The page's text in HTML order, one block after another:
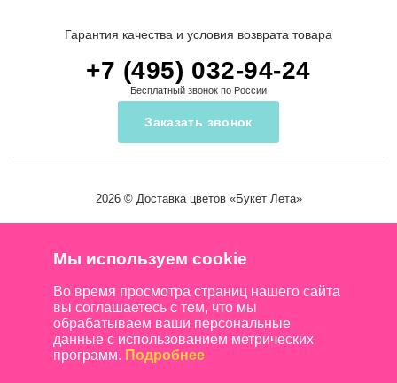
Гарантия качества и условия возврата товара
+7 (495) 032-94-24
Бесплатный звонок по России
Заказать звонок
2026 © Доставка цветов«Букет Лета»
Мы используем cookie
Во время просмотра страниц нашего сайта
вы соглашаетесь с тем, что мы
обрабатываем ваши персональные
данные с использованием метрических
программ. Подробнее